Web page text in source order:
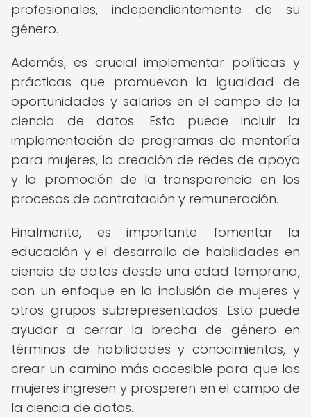
profesionales, independientemente de su
género.
Además, es crucial implementar políticas y
prácticas que promuevan la igualdad de
oportunidades y salarios en el campo de la
ciencia de datos. Esto puede incluir la
implementación de programas de mentoría
para mujeres, la creación de redes de apoyo
y la promoción de la transparencia en los
procesos de contratación y remuneración.
Finalmente, es importante fomentar la
educación y el desarrollo de habilidades en
ciencia de datos desde una edad temprana,
con un enfoque en la inclusión de mujeres y
otros grupos subrepresentados. Esto puede
ayudar a cerrar la brecha de género en
términos de habilidades y conocimientos, y
crear un camino más accesible para que las
mujeres ingresen y prosperen en el campo de
la ciencia de datos.